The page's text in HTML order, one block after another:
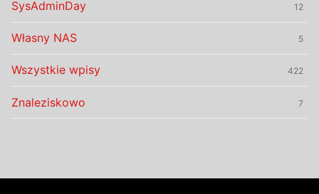
SysAdminDay 12
Własny NAS 5
Wszystkie wpisy 422
Znaleziskowo 7